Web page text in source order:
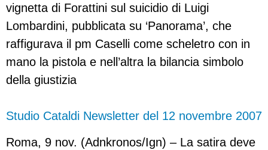
vignetta di Forattini sul suicidio di Luigi
Lombardini, pubblicata su ‘Panorama’, che
raffigurava il pm Caselli come scheletro con in
mano la pistola e nell’altra la bilancia simbolo
della giustizia
Studio Cataldi Newsletter del 12 novembre 2007
Roma, 9 nov. (Adnkronos/Ign) – La satira deve